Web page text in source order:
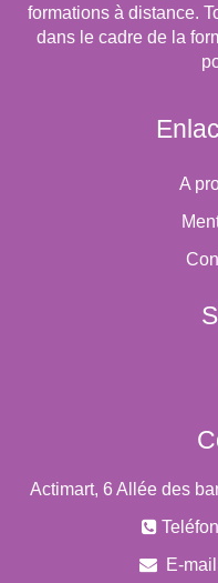
formations à distance.
dans le cadre de la
A
Actimart, 6 Allée des
E-